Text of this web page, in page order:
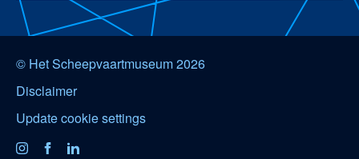
© Het Scheepvaartmuseum 2026
Disclaimer
Update cookie settings